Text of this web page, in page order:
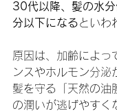
30代以降、髪の水
分以下になるといわ
原因は、加齢によっ
ンスやホルモン分泌
髪を守る「天然の油
の潤いが逃げやすく